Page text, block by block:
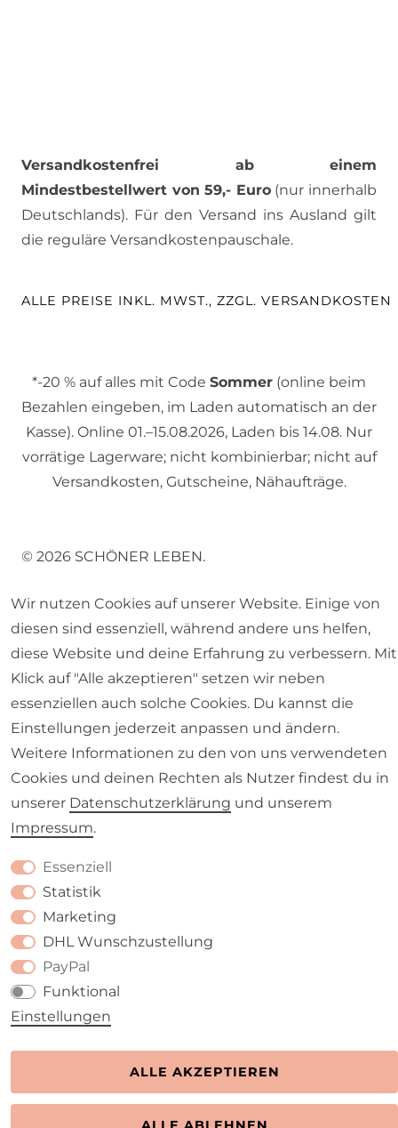
Versandkostenfrei ab einem
Mindestbestellwert von 59,- Euro(nur innerhalb
Deutschlands). Für den Versand ins Ausland gilt
die reguläre Versandkostenpauschale.
ALLE PREISE INKL. MWST., ZZGL. VERSANDKOSTEN
*-20 % auf alles mit Code Sommer (online beim
Bezahlen eingeben, im Laden automatisch an der
Kasse). Online 01.–15.08.2026, Laden bis 14.08. Nur
vorrätige Lagerware; nicht kombinierbar; nicht auf
Versandkosten, Gutscheine, Nähaufträge.
© 2026 SCHÖNER LEBEN.
Impressum Daten­schutz­erklärung
VERTRAG WIDERRUFEN
Wir nutzen Cookies auf unserer Website. Einige von
diesen sind essenziell, während andere uns helfen,
diese Website und deine Erfahrung zu verbessern. Mit
Klick auf "Alle akzeptieren" setzen wir neben
essenziellen auch solche Cookies. Du kannst die
Einstellungen jederzeit anpassen und ändern.
Weitere Informationen zu den von uns verwendeten
Cookies und deinen Rechten als Nutzer findest du in
unserer Daten­schutz­erklärung und unserem
Impressum.
Essenziell
Statistik
Marketing
DHL Wunschzustellung
PayPal
Funktional
Einstellungen
ALLE AKZEPTIEREN